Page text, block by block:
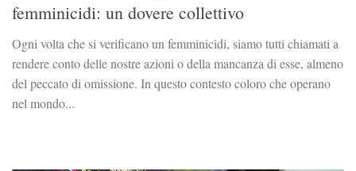
femminicidi: un dovere collettivo
Ogni volta che si verificano un femminicidi, siamo tutti chiamati a
rendere conto delle nostre azioni o della mancanza di esse, almeno
del peccato di omissione. In questo contesto coloro che operano
nel mondo...